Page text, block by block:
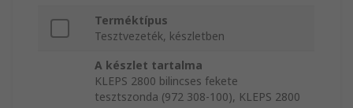
Terméktípus
Tesztvezeték, készletben
A készlet tartalma
KLEPS 2800 bilincses fekete
tesztszonda (972 308-100), KLEPS 2800